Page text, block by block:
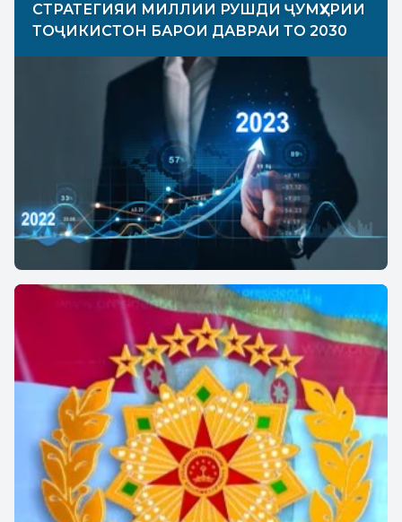
СТРАТЕГИЯИ МИЛЛИИ РУШДИ ҶУМҲУРИИ
ТОҶИКИСТОН БАРОИ ДАВРАИ ТО 2030